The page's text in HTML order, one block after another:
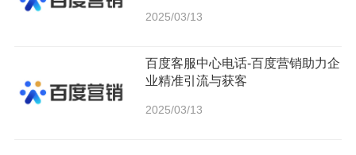
2025/03/13
百度客服中心电话-百度营销助力企
业精准引流与获客
2025/03/13